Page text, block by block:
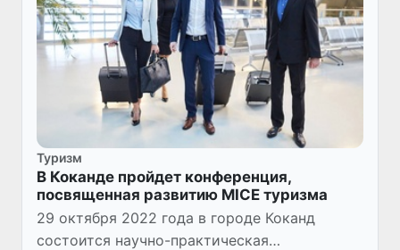
Туризм
В Коканде пройдет конференция,
посвященная развитию MICE туризма
29 октября 2022 года в городе Коканд
состоится научно-практическая